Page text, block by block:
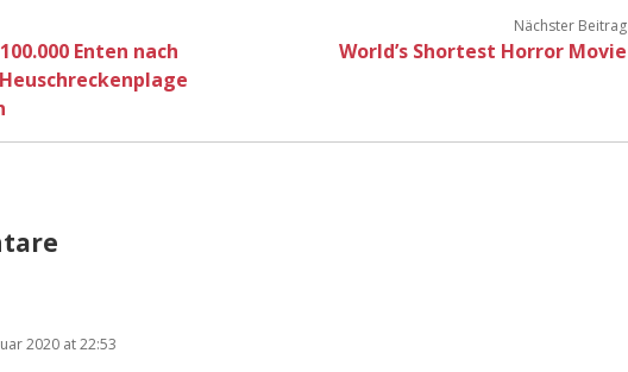
Enten nach
Nächster Beitrag
World’s Shortest Horror Movie
2020 at 22:53